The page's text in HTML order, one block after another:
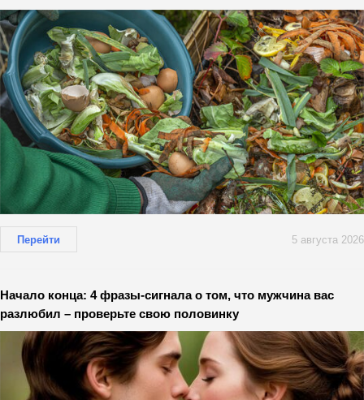
Перейти 5 августа 2026
Начало конца: 4 фразы-сигнала о том, что мужчина вас
разлюбил – проверьте свою половинку